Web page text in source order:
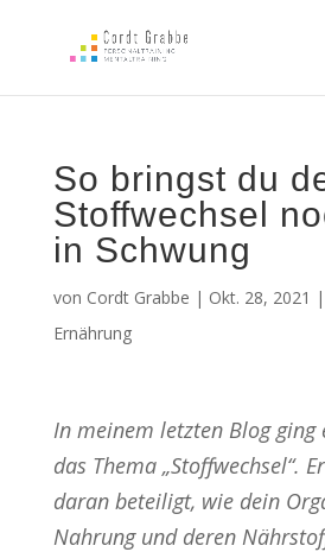
So bringst du
Stoffwechsel
in Schwung
von Cordt Grabbe | Okt. 28, 2021 |
Ernährung
In meinem letzten Blog ging
das Thema „Stoffwechsel“.
daran beteiligt, wie dein
Nahrung und deren